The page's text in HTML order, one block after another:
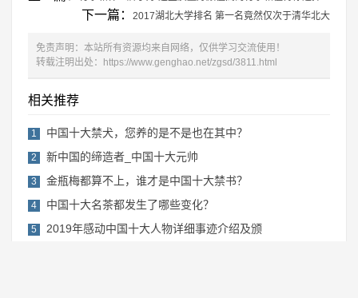
下一篇： 2017湖北大学排名 第一名竟然仅次于清华北大
免责声明：本站所有资源均来自网络，仅供学习交流使用！
转载注明出处：
https://www.genghao.net/zgsd/3811.html
相关推荐
1 中国十大禁犬，您养的是不是也在其中？
2 新中国的缔造者_中国十大元帅
3 金瓶梅都算不上，谁才是中国十大禁书？
4 中国十大名茶都发生了哪些变化？
5 2019年感动中国十大人物详细事迹介绍及颁